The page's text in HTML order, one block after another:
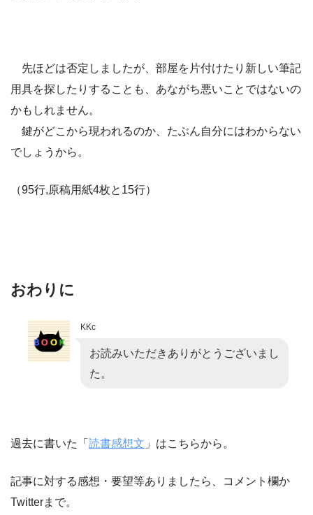
先ほどは否定しましたが、部屋を片付けたり新しい筆記
用具を探したりすることも、あながち悪いことではないの
かもしれません。
鍵がどこから現われるのか、たぶん自分にはわからない
でしょうから。
（95行,原稿用紙4枚と15行）
おわりに
KKc
お読みいただきありがとうございまし
た。
過去に書いた「 読書感想文 」はこちらから。
記事に対する感想・要望等ありましたら、コメント欄か
Twitterまで。